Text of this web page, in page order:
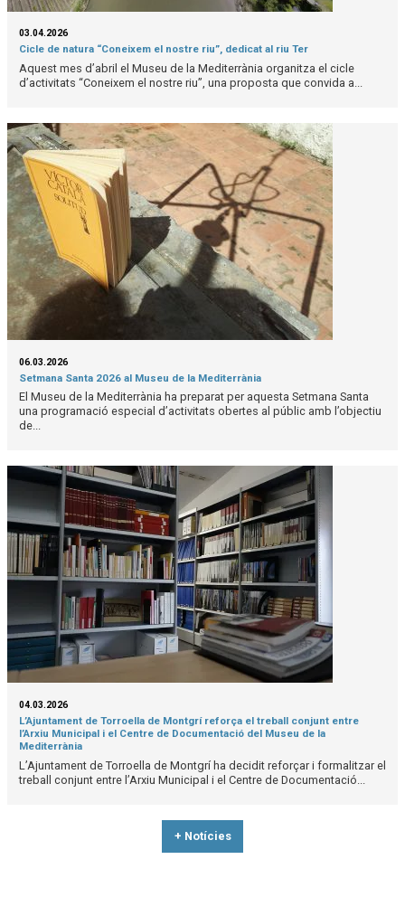
03.04.2026
Cicle de natura “Coneixem el nostre riu”, dedicat al riu Ter
Aquest mes d’abril el Museu de la Mediterrània organitza el cicle
d’activitats “Coneixem el nostre riu”, una proposta que convida a...
06.03.2026
Setmana Santa 2026 al Museu de la Mediterrània
El Museu de la Mediterrània ha preparat per aquesta Setmana Santa
una programació especial d’activitats obertes al públic amb l’objectiu
de...
04.03.2026
L’Ajuntament de Torroella de Montgrí reforça el treball conjunt entre
l’Arxiu Municipal i el Centre de Documentació del Museu de la
Mediterrània
L’Ajuntament de Torroella de Montgrí ha decidit reforçar i formalitzar el
treball conjunt entre l’Arxiu Municipal i el Centre de Documentació...
+ Notícies